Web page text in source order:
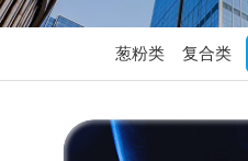
葱粉类 复合类